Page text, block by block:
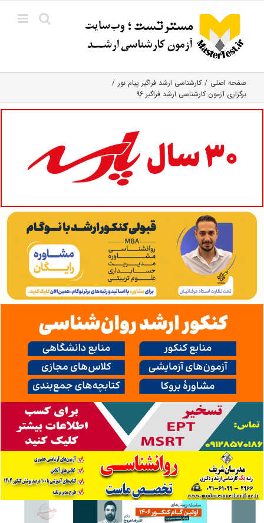
content
صفحه اصلی
کارشناسی ارشد فراگیر پیام نور
برگزاری آزمون کارشناسی ارشد فراگیر ۹۶